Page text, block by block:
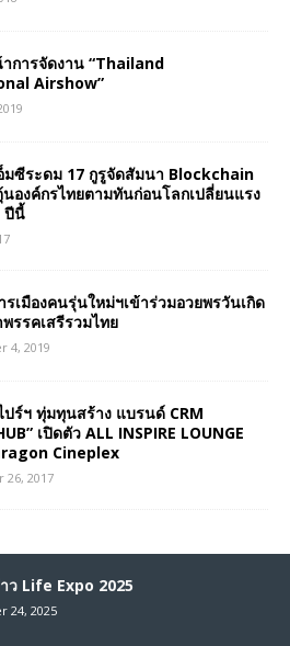
การจัดงาน “Thailand
Airshow”
มซีระดม 17 กูรูจัดสัมนา Blockchain
องค์กรไทยตามทันก่อนโลกเปลี่ยนแรง
ปีนี้
เมืองคนรุ่นใหม่ฯเข้าร่วมอวยพรวันเกิด
รรคเสรีรวมไทย
4, 2019
ร์ฯ ทุ่มทุนสร้าง แบรนด์ CRM
เปิดตัว ALL INSPIRE LOUNGE
Cineplex
26, 2017
ว Life Expo 2025
24, 2025